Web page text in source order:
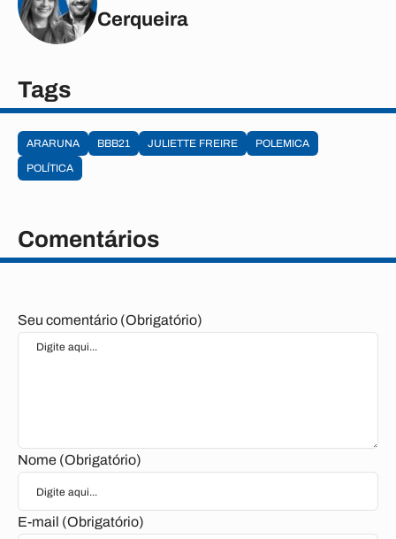
Cerqueira
Tags
ARARUNA BBB21 JULIETTE FREIRE
POLEMICA
POLÍTICA
Comentários
Seu comentário (Obrigatório)
Nome (Obrigatório)
E-mail (Obrigatório)